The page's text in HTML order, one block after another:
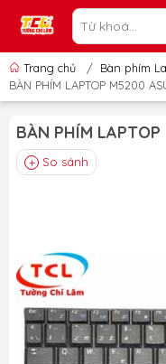
Trang chủ / Bàn phím
BÀN PHÍM LAPTOP M5200
BÀN PHÍM
So sánh